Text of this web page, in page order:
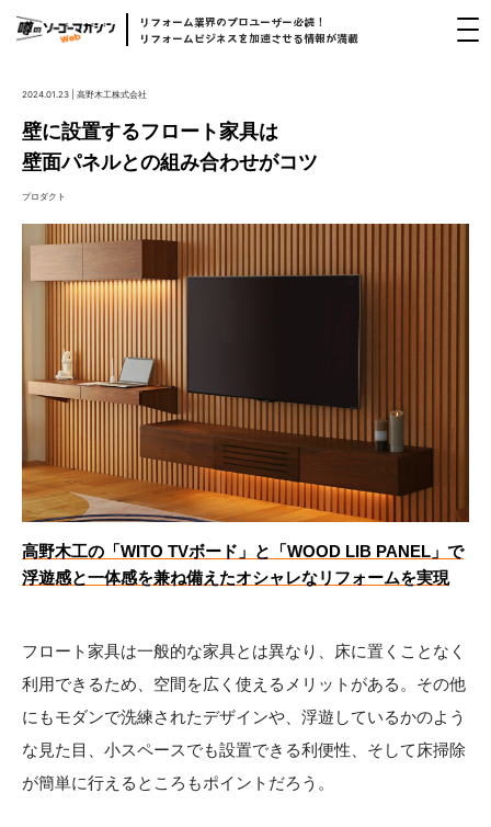
リフォーム業界のプロユーザー必読！
リフォームビジネスを加速させる情報が満載
2024.01.23 | 高野木工株式会社
壁に設置するフロート家具は
壁面パネルとの組み合わせがコツ
プロダクト
高野木工の「WITO TVボード」と「WOOD LIB PANEL」で
浮遊感と一体感を兼ね備えたオシャレなリフォームを実現
フロート家具は一般的な家具とは異なり、床に置くことなく
利用できるため、空間を広く使えるメリットがある。その他
にもモダンで洗練されたデザインや、浮遊しているかのよう
な見た目、小スペースでも設置できる利便性、そして床掃除
が簡単に行えるところもポイントだろう。